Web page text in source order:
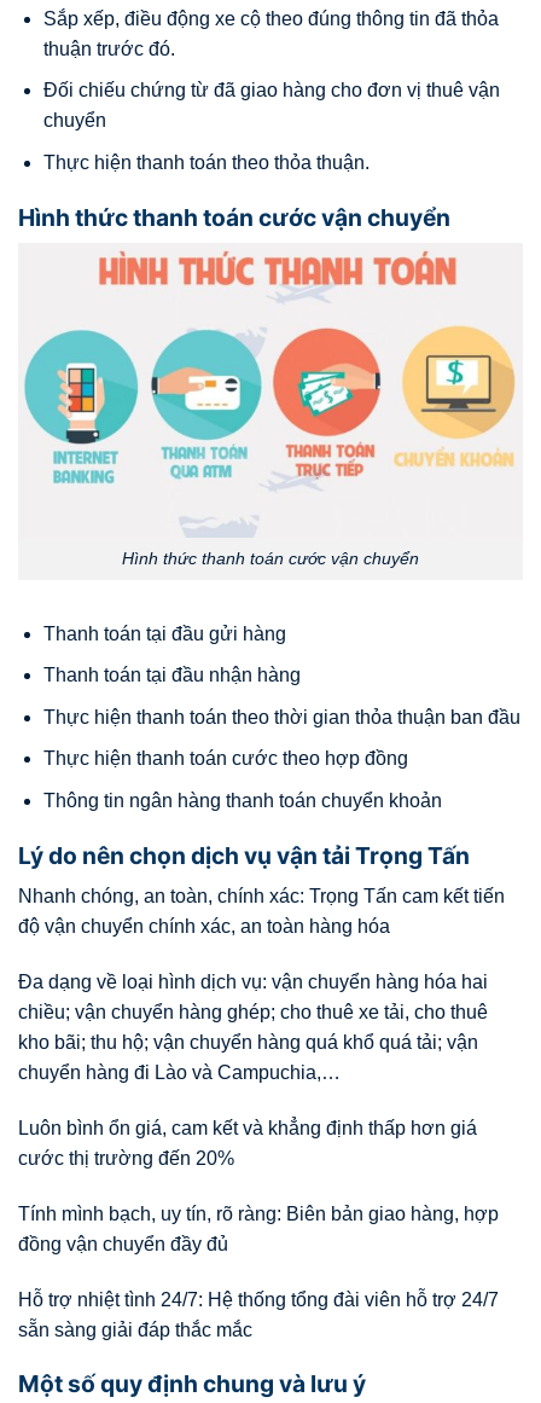
Sắp xếp, điều động xe cộ theo đúng thông tin đã thỏa
thuận trước đó.
Đối chiếu chứng từ đã giao hàng cho đơn vị thuê vận
chuyển
Thực hiện thanh toán theo thỏa thuận.
Hình thức thanh toán cước vận chuyển
Hình thức thanh toán cước vận chuyển
Thanh toán tại đầu gửi hàng
Thanh toán tại đầu nhận hàng
Thực hiện thanh toán theo thời gian thỏa thuận ban đầu
Thực hiện thanh toán cước theo hợp đồng
Thông tin ngân hàng thanh toán chuyển khoản
Lý do nên chọn dịch vụ vận tải Trọng Tấn
Nhanh chóng, an toàn, chính xác: Trọng Tấn cam kết tiến
độ vận chuyển chính xác, an toàn hàng hóa
Đa dạng về loại hình dịch vụ: vận chuyển hàng hóa hai
chiều; vận chuyển hàng ghép; cho thuê xe tải, cho thuê
kho bãi; thu hộ; vận chuyển hàng quá khổ quá tải; vận
chuyển hàng đi Lào và Campuchia,…
Luôn bình ổn giá, cam kết và khẳng định thấp hơn giá
cước thị trường đến 20%
Tính mình bạch, uy tín, rõ ràng: Biên bản giao hàng, hợp
đồng vận chuyển đầy đủ
Hỗ trợ nhiệt tình 24/7: Hệ thống tổng đài viên hỗ trợ 24/7
sẵn sàng giải đáp thắc mắc
Một số quy định chung và lưu ý